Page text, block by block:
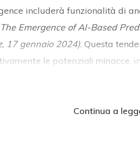
includerà funzionalità di
The Emergence of AI-Based
17 gennaio 2024). Questa
le potenziali minacce,
Continua a